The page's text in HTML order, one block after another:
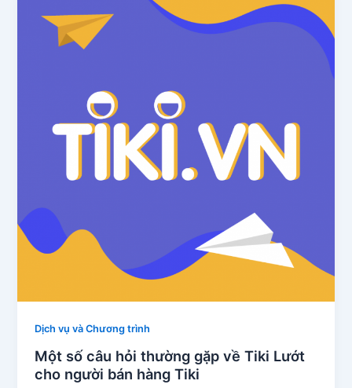
Dịch vụ và Chương trình
Một số câu hỏi thường gặp về Tiki Lướt
cho người bán hàng Tiki